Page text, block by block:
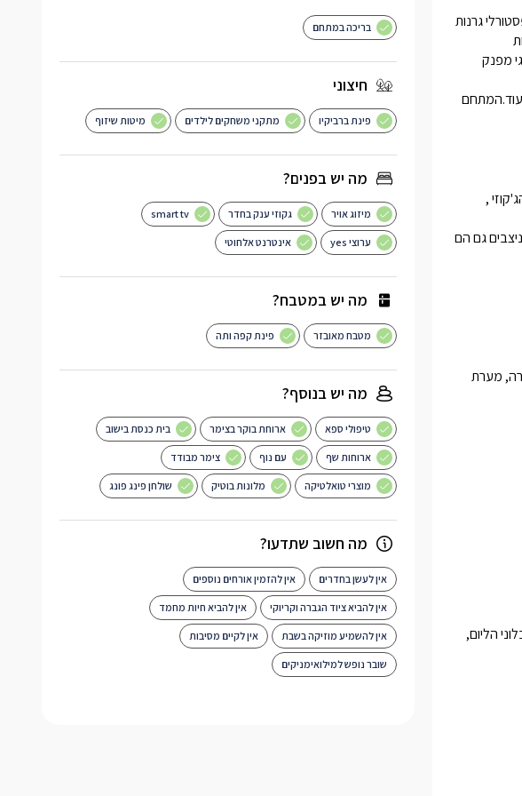
בריכה במתחם
חיצוני
פינת ברביקיו מתקני משחקים לילדים מיטות שיזוף
מה יש בפנים?
מיזוג אויר גקוזי ענק בחדר smart tv
ערוצי yes אינטרנט אלחוטי
מה יש במטבח?
מטבח מאובזר פינת קפה ותה
מה יש בנוסף?
טיפולי ספא ארוחת בוקר בצימר בית כנסת בישוב
ארוחות שף עם נוף צימר מבודד
מוצרי טואלטיקה מלונות בוטיק שולחן פינג פונג
מה חשוב שתדעו?
אין לעשן בחדרים אין להזמין אורחים נוספים
אין להביא ציוד הגברה וקריוקי אין להביא חיות מחמד
אין להשמיע מוזיקה בשבת אין לקיים מסיבות
שובר נופש למילואימניקים